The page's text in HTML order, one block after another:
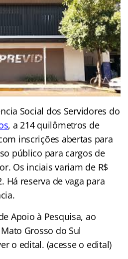
Social dos Servidores do
, a 214 quilômetros de
inscrições abertas para
público para cargos de
Os inciais variam de R$
Há reserva de vaga para
Apoio à Pesquisa, ao
Grosso do Sul
o edital. (acesse o edital)